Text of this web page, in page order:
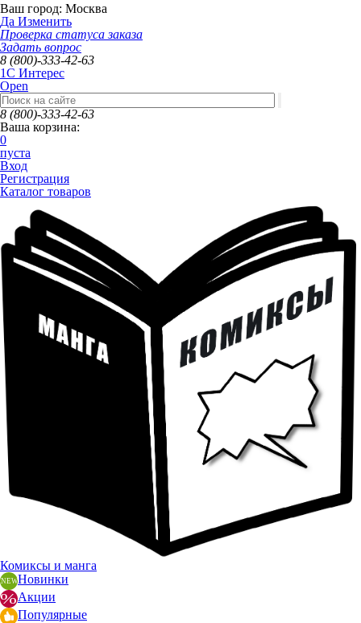
Ваш город: Москва
Да Изменить
Проверка статуса заказа
Задать вопрос
8 (800)-333-42-63
1C Интерес
Open
8 (800)-333-42-63
Ваша корзина:
0
пуста
Вход
Регистрация
Каталог товаров
Комиксы и манга
Новинки
Акции
Популярные